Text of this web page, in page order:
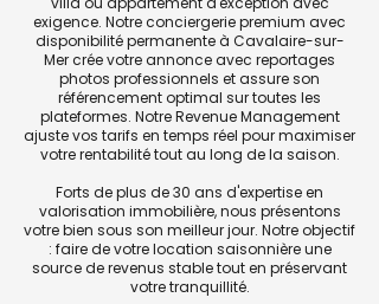
exigence. Notre conciergerie premium avec
disponibilité permanente à Cavalaire-sur-
Mer crée votre annonce avec reportages
photos professionnels et assure son
référencement optimal sur toutes les
plateformes. Notre Revenue Management
ajuste vos tarifs en temps réel pour maximiser
votre rentabilité tout au long de la saison.
Forts de plus de 30 ans d'expertise en
valorisation immobilière, nous présentons
votre bien sous son meilleur jour. Notre objectif
: faire de votre location saisonnière une
source de revenus stable tout en préservant
votre tranquillité.